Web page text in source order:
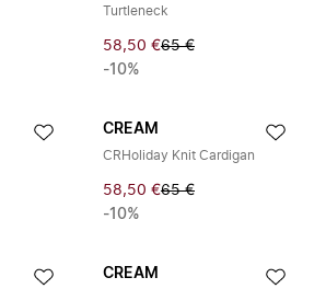
Turtleneck
58,50 €65 €
-10%
CREAM
CRHoliday Knit Cardigan
58,50 €65 €
-10%
CREAM